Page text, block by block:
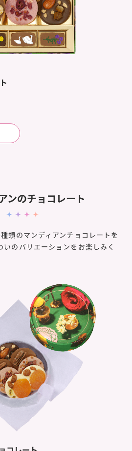
ンのチョコレート
類のマンディアンチョコレートを
のバリエーションをお楽しみく